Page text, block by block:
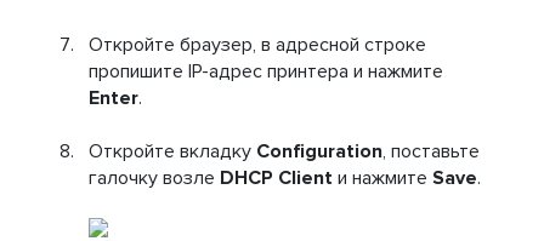
Откройте браузер, в адресной строке
пропишите IP-адрес принтера и нажмите
Enter.
Откройте вкладку Configuration, поставьте
галочку возле DHCP Client и нажмите Save.